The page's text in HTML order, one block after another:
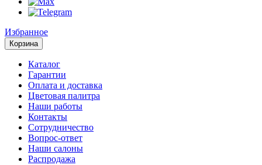
Избранное
Корзина
Каталог
Гарантии
Оплата и доставка
Цветовая палитра
Наши работы
Контакты
Сотрудничество
Вопрос-ответ
Наши салоны
Распродажа